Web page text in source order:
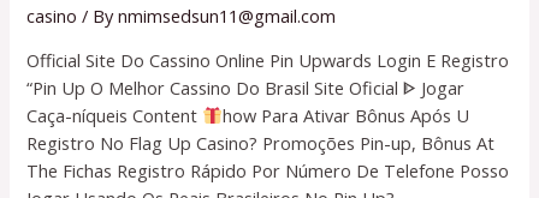
casino / Bynmimsedsun11@gmail.com
Official Site Do Cassino Online Pin Upwards Login E Registro
“Pin Up O Melhor Cassino Do Brasil Site Oficial ᐈ Jogar
Caça-níqueis Content
how Para Ativar Bônus Após U
Registro No Flag Up Casino? Promoções Pin-up, Bônus At
The Fichas Registro Rápido Por Número De Telefone Posso